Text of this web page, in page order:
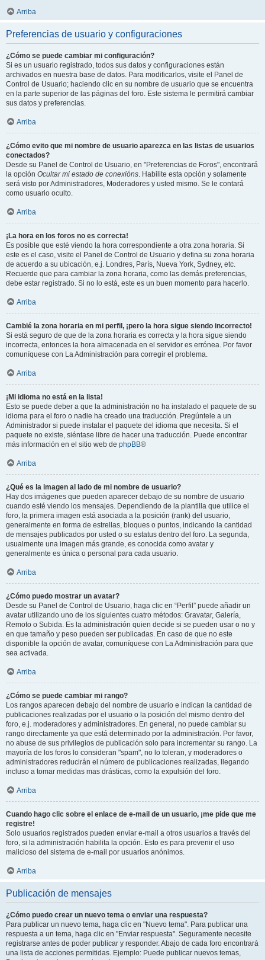
Arriba
Preferencias de usuario y configuraciones
¿Cómo se puede cambiar mi configuración?
Si es un usuario registrado, todos sus datos y configuraciones están
archivados en nuestra base de datos. Para modificarlos, visite el Panel de
Control de Usuario; haciendo clic en su nombre de usuario que se encuentra
en la parte superior de las páginas del foro. Este sistema le permitirá cambiar
sus datos y preferencias.
Arriba
¿Cómo evito que mi nombre de usuario aparezca en las listas de usuarios
conectados?
Desde su Panel de Control de Usuario, en "Preferencias de Foros", encontrará
la opción Ocultar mi estado de conexións. Habilite esta opción y solamente
será visto por Administradores, Moderadores y usted mismo. Se le contará
como usuario oculto.
Arriba
¡La hora en los foros no es correcta!
Es posible que esté viendo la hora correspondiente a otra zona horaria. Si
este es el caso, visite el Panel de Control de Usuario y defina su zona horaria
de acuerdo a su ubicación, e.j. Londres, París, Nueva York, Sydney, etc.
Recuerde que para cambiar la zona horaria, como las demás preferencias,
debe estar registrado. Si no lo está, este es un buen momento para hacerlo.
Arriba
Cambié la zona horaria en mi perfil, ¡pero la hora sigue siendo incorrecto!
Si está seguro de que de la zona horaria es correcta y la hora sigue siendo
incorrecta, entonces la hora almacenada en el servidor es errónea. Por favor
comuníquese con La Administración para corregir el problema.
Arriba
¡Mi idioma no está en la lista!
Esto se puede deber a que la administración no ha instalado el paquete de su
idioma para el foro o nadie ha creado una traducción. Pregúntele a un
Administrador si puede instalar el paquete del idioma que necesita. Si el
paquete no existe, siéntase libre de hacer una traducción. Puede encontrar
más información en el sitio web de phpBB®
Arriba
¿Qué es la imagen al lado de mi nombre de usuario?
Hay dos imágenes que pueden aparecer debajo de su nombre de usuario
cuando esté viendo los mensajes. Dependiendo de la plantilla que utilice el
foro, la primera imagen está asociada a la posición (rank) del usuario,
generalmente en forma de estrellas, bloques o puntos, indicando la cantidad
de mensajes publicados por usted o su estatus dentro del foro. La segunda,
usualmente una imagen más grande, es conocida como avatar y
generalmente es única o personal para cada usuario.
Arriba
¿Cómo puedo mostrar un avatar?
Desde su Panel de Control de Usuario, haga clic en “Perfil” puede añadir un
avatar utilizando uno de los siguientes cuatro métodos: Gravatar, Galería,
Remoto o Subida. Es la administración quien decide si se pueden usar o no y
en que tamaño y peso pueden ser publicadas. En caso de que no este
disponible la opción de avatar, comuníquese con La Administración para que
sea activada.
Arriba
¿Cómo se puede cambiar mi rango?
Los rangos aparecen debajo del nombre de usuario e indican la cantidad de
publicaciones realizadas por el usuario o la posición del mismo dentro del
foro, e.j. moderadores y administradores. En general, no puede cambiar su
rango directamente ya que está determinado por la administración. Por favor,
no abuse de sus privilegios de publicación solo para incrementar su rango. La
mayoría de los foros lo consideran "spam", no lo toleran, y moderadores o
administradores reducirán el número de publicaciones realizadas, llegando
incluso a tomar medidas mas drásticas, como la expulsión del foro.
Arriba
Cuando hago clic sobre el enlace de e-mail de un usuario, ¡me pide que me
registre!
Solo usuarios registrados pueden enviar e-mail a otros usuarios a través del
foro, si la administración habilita la opción. Esto es para prevenir el uso
malicioso del sistema de e-mail por usuarios anónimos.
Arriba
Publicación de mensajes
¿Cómo puedo crear un nuevo tema o enviar una respuesta?
Para publicar un nuevo tema, haga clic en "Nuevo tema". Para publicar una
respuesta a un tema, haga clic en "Enviar respuesta". Seguramente necesite
registrarse antes de poder publicar y responder. Abajo de cada foro encontrará
una lista de acciones permitidas. Ejemplo: Puede publicar nuevos temas,